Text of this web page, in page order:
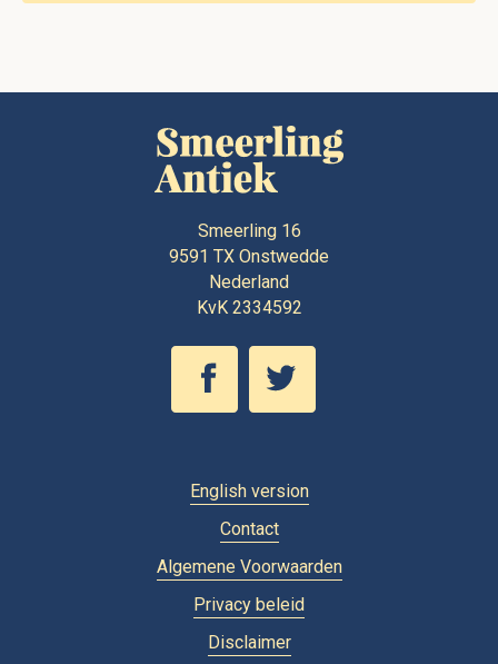
Smeerling 16
9591 TX Onstwedde
Nederland
KvK 2334592
English version
Contact
Algemene Voorwaarden
Privacy beleid
Disclaimer